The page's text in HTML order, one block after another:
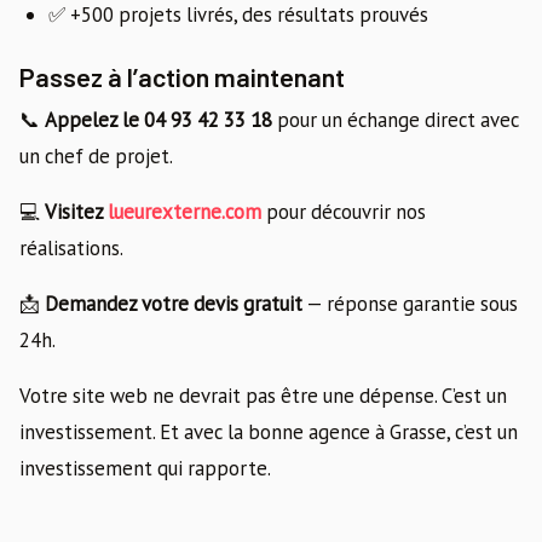
✅ +500 projets livrés, des résultats prouvés
Passez à l’action maintenant
📞 Appelez le 04 93 42 33 18 pour un échange direct avec
un chef de projet.
💻Visitezlueurexterne.com pour découvrir nos
réalisations.
📩 Demandez votre devis gratuit — réponse garantie sous
24h.
Votre site web ne devrait pas être une dépense. C’est un
investissement. Et avec la bonne agence à Grasse, c’est un
investissement qui rapporte.